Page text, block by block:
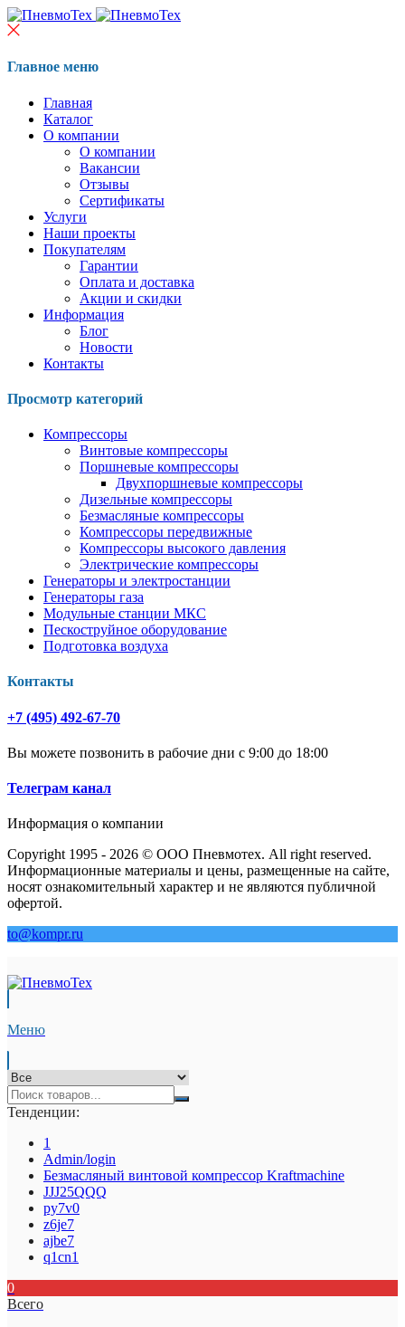
Главное меню
Главная
Каталог
О компании
О компании
Вакансии
Отзывы
Сертификаты
Услуги
Наши проекты
Покупателям
Гарантии
Оплата и доставка
Акции и скидки
Информация
Блог
Новости
Контакты
Просмотр категорий
Компрессоры
Винтовые компрессоры
Поршневые компрессоры
Двухпоршневые компрессоры
Дизельные компрессоры
Безмасляные компрессоры
Компрессоры передвижные
Компрессоры высокого давления
Электрические компрессоры
Генераторы и электростанции
Генераторы газа
Модульные станции МКС
Пескоструйное оборудование
Подготовка воздуха
Контакты
+7 (495) 492-67-70
Вы можете позвонить в рабочие дни с 9:00 до 18:00
Телеграм канал
Информация о компании
Copyright 1995 - 2026 © ООО Пневмотех. All right reserved.
Информационные материалы и цены, размещенные на сайте,
носят ознакомительный характер и не являются публичной
офертой.
to@kompr.ru
Меню
Тенденции:
1
Admin/login
Безмасляный винтовой компрессор Kraftmaсhine
JJJ25QQQ
py7v0
z6je7
ajbe7
q1cn1
0
Всего